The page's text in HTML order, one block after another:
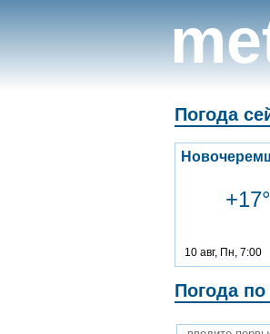
Погода
+17°
10 авг, Пн,
Погода